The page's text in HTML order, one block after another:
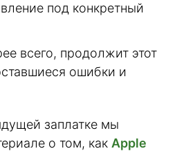
под конкретный
всего, продолжит этот
ошибки и
заплатке мы
о том, как Apple